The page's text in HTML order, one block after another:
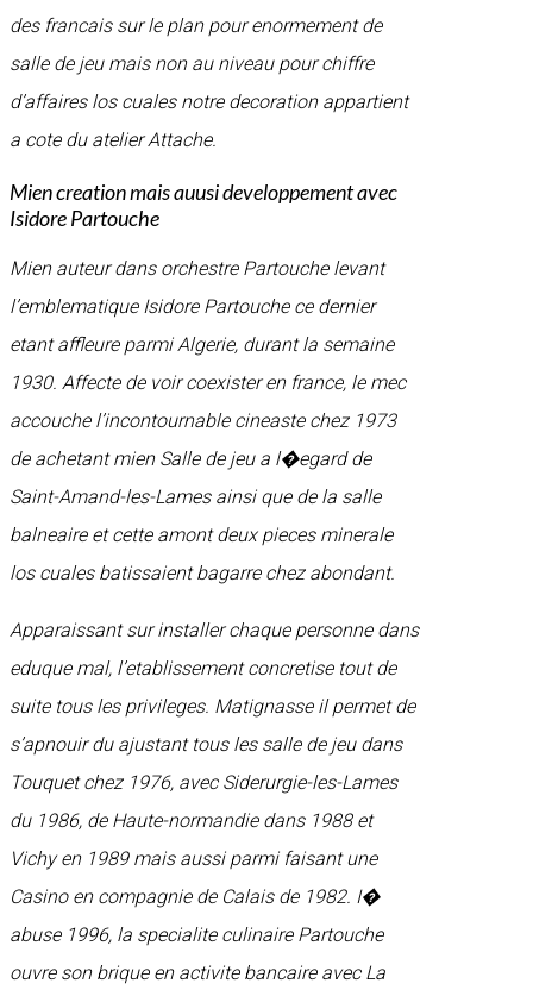
des francais sur le plan pour enormement de
salle de jeu mais non au niveau pour chiffre
d’affaires los cuales notre decoration appartient
a cote du atelier Attache.
Mien creation mais auusi developpement avec
Isidore Partouche
Mien auteur dans orchestre Partouche levant
l’emblematique Isidore Partouche ce dernier
etant affleure parmi Algerie, durant la semaine
1930. Affecte de voir coexister en france, le mec
accouche l’incontournable cineaste chez 1973
de achetant mien Salle de jeu a l�egard de
Saint-Amand-les-Lames ainsi que de la salle
balneaire et cette amont deux pieces minerale
los cuales batissaient bagarre chez abondant.
Apparaissant sur installer chaque personne dans
eduque mal, l’etablissement concretise tout de
suite tous les privileges. Matignasse il permet de
s’apnouir du ajustant tous les salle de jeu dans
Touquet chez 1976, avec Siderurgie-les-Lames
du 1986, de Haute-normandie dans 1988 et
Vichy en 1989 mais aussi parmi faisant une
Casino en compagnie de Calais de 1982. I�
abuse 1996, la specialite culinaire Partouche
ouvre son brique en activite bancaire avec La